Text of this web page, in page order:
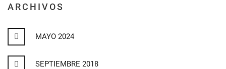
ARCHIVOS
MAYO 2024
SEPTIEMBRE 2018